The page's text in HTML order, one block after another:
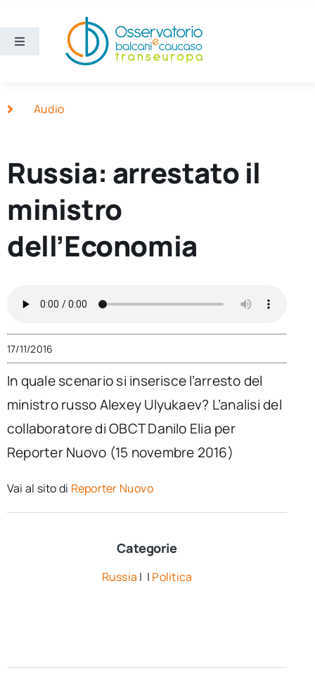
contenuto
Toggle
Ricerca e divulgazione
Sezioni
Cerca
Newsletter
Ita
Audio
Russia: arrestato il
ministro
dell’Economia
17/11/2016
In quale scenario si inserisce l’arresto del
ministro russo Alexey Ulyukaev? L’analisi del
collaboratore di OBCT Danilo Elia per
Reporter Nuovo (15 novembre 2016)
Vai al sito di Reporter Nuovo
Categorie
Russia | | Politica